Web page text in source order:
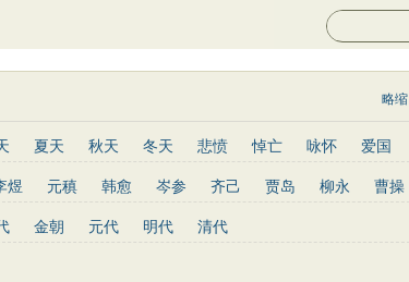
略缩
夏天 秋天 冬天 悲愤 悼亡 咏怀
爱国
咏史 散文 闺怨 抒情 赞美 咏柳
读书
煜 元稹 韩愈 岑参 齐己 贾岛 柳永
曹操
韦庄 屈原 王勃 张祜
金朝 元代 明代 清代